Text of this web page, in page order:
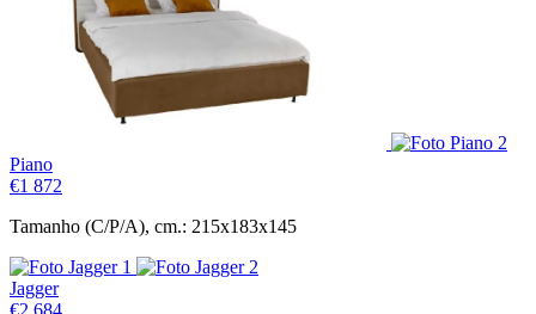
Piano
€1 872
Tamanho (C/P/A), cm.: 215x183x145
Jagger
€2 684